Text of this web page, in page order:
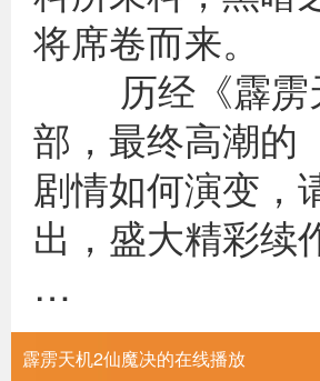
将
历经《霹雳天
部，最终高潮的
剧情如何演变，
出，盛大精彩
…
霹雳天机2仙魔决的在线播放